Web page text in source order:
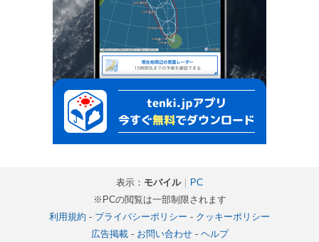
表示： モバイル｜ PC
※PCの閲覧は一部制限されます
利用規約 - プライバシーポリシー - クッキーポリシー
広告掲載- お問い合わせ- ヘルプ